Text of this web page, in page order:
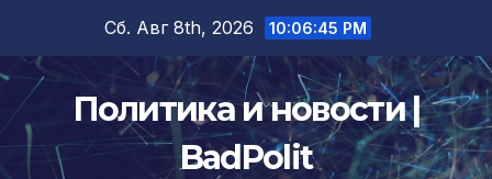
содержимому
Сб. Авг 8th, 2026 10:06:46 PM
Политика и новости |
BadPolit